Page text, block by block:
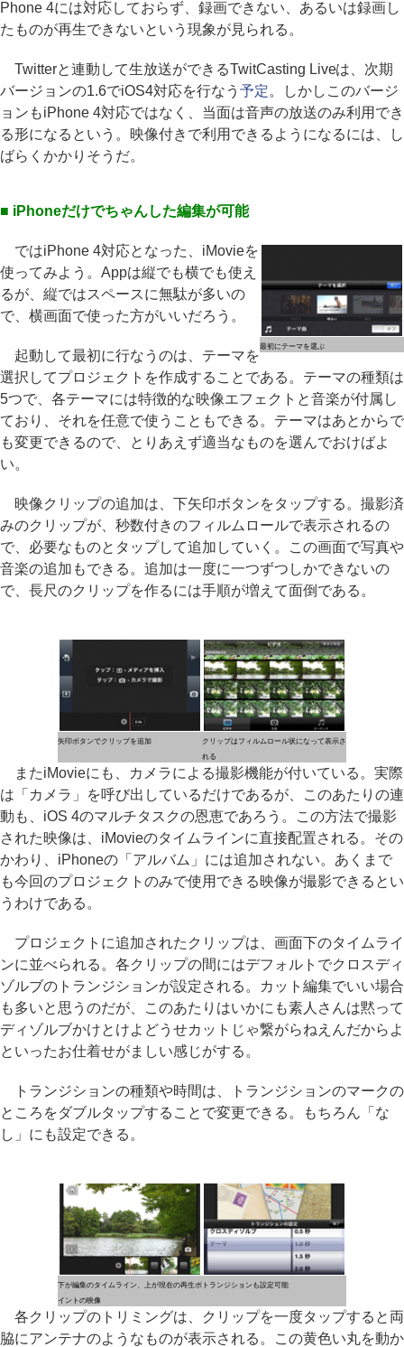
Phone 4には対応しておらず、録画できない、あるいは録画し
たものが再生できないという現象が見られる。
Twitterと連動して生放送ができるTwitCasting Liveは、次期
バージョンの1.6でiOS4対応を行なう 予定。しかしこのバージ
ョンもiPhone 4対応ではなく、当面は音声の放送のみ利用でき
る形になるという。映像付きで利用できるようになるには、し
ばらくかかりそうだ。
■ iPhoneだけでちゃんした編集が可能
最初にテーマを選ぶ
ではiPhone 4対応となった、iMovieを
使ってみよう。Appは縦でも横でも使え
るが、縦ではスペースに無駄が多いの
で、横画面で使った方がいいだろう。
起動して最初に行なうのは、テーマを
選択してプロジェクトを作成することである。テーマの種類は
5つで、各テーマには特徴的な映像エフェクトと音楽が付属し
ており、それを任意で使うこともできる。テーマはあとからで
も変更できるので、とりあえず適当なものを選んでおけばよ
い。
映像クリップの追加は、下矢印ボタンをタップする。撮影済
みのクリップが、秒数付きのフィルムロールで表示されるの
で、必要なものとタップして追加していく。この画面で写真や
音楽の追加もできる。追加は一度に一つずつしかできないの
で、長尺のクリップを作るには手順が増えて面倒である。
矢印ボタンでクリップを追加
クリップはフィルムロール状になって表示さ
れる
またiMovieにも、カメラによる撮影機能が付いている。実際
は「カメラ」を呼び出しているだけであるが、このあたりの連
動も、iOS 4のマルチタスクの恩恵であろう。この方法で撮影
された映像は、iMovieのタイムラインに直接配置される。その
かわり、iPhoneの「アルバム」には追加されない。あくまで
も今回のプロジェクトのみで使用できる映像が撮影できるとい
うわけである。
プロジェクトに追加されたクリップは、画面下のタイムライ
ンに並べられる。各クリップの間にはデフォルトでクロスディ
ゾルブのトランジションが設定される。カット編集でいい場合
も多いと思うのだが、このあたりはいかにも素人さんは黙って
ディゾルブかけとけよどうせカットじゃ繋がらねえんだからよ
といったお仕着せがましい感じがする。
トランジションの種類や時間は、トランジションのマークの
ところをダブルタップすることで変更できる。もちろん「な
し」にも設定できる。
下が編集のタイムライン、上が現在の再生ポ
イントの映像
トランジションも設定可能
各クリップのトリミングは、クリップを一度タップすると両
脇にアンテナのようなものが表示される。この黄色い丸を動か